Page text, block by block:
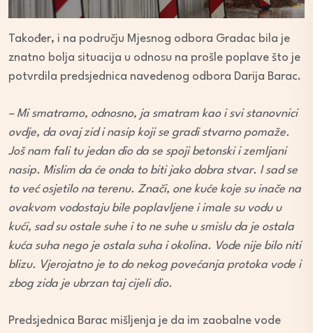
Također, i na području Mjesnog odbora Gradac bila je
znatno bolja situacija u odnosu na prošle poplave što je
potvrdila predsjednica navedenog odbora Darija Barac.
– Mi smatramo, odnosno, ja smatram kao i svi stanovnici
ovdje, da ovaj zid i nasip koji se gradi stvarno pomaže.
Još nam fali tu jedan dio da se spoji betonski i zemljani
nasip. Mislim da će onda to biti jako dobra stvar. I sad se
to već osjetilo na terenu. Znači, one kuće koje su inače na
ovakvom vodostaju bile poplavljene i imale su vodu u
kući, sad su ostale suhe i to ne suhe u smislu da je ostala
kuća suha nego je ostala suha i okolina. Vode nije bilo niti
blizu. Vjerojatno je to do nekog povećanja protoka vode i
zbog zida je ubrzan taj cijeli dio.
Predsjednica Barac mišljenja je da im zaobalne vode